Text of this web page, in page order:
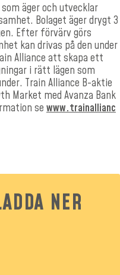
äger och utvecklar
Bolaget äger drygt 3
Efter förvärv görs
kan drivas på den under
Alliance att skapa ett
i rätt lägen som
Train Alliance B-aktie
Market med Avanza Bank
se www.trainallianc
NER